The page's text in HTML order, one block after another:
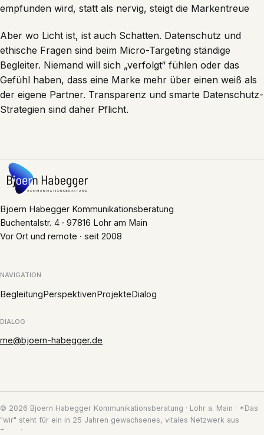
empfunden wird, statt als nervig, steigt die Markentreue
Aber wo Licht ist, ist auch Schatten. Datenschutz und
ethische Fragen sind beim Micro-Targeting ständige
Begleiter. Niemand will sich „verfolgt“ fühlen oder das
Gefühl haben, dass eine Marke mehr über einen weiß als
der eigene Partner. Transparenz und smarte Datenschutz-
Strategien sind daher Pflicht.
Bjoern Habegger Kommunikationsberatung
Buchentalstr. 4 · 97816 Lohr am Main
Vor Ort und remote · seit 2008
NAVIGATION
BegleitungPerspektivenProjekteDialog
DIALOG
me@bjoern-habegger.de
© 2026 Bjoern Habegger Kommunikationsberatung · Lohr a. Main · *Das
"wir" steht für ein in 25 Jahren gewachsenes, vitales Netzwerk aus
Experten.